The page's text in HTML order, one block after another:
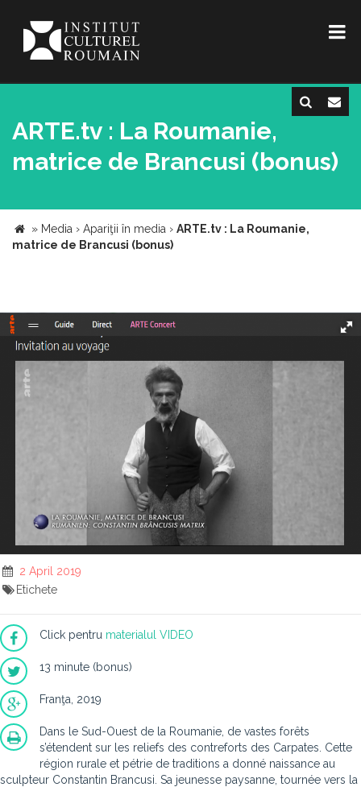
ARTE.tv : La Roumanie,
matrice de Brancusi (bonus)
» Media › Apariţii în media › ARTE.tv : La Roumanie,
matrice de Brancusi (bonus)
2 April 2019
Etichete
Click pentru materialul VIDEO
13 minute (bonus)
Franţa, 2019
Dans le Sud-Ouest de la Roumanie, de vastes forêts
s’étendent sur les reliefs des contreforts des Carpates. Cette
région rurale et pétrie de traditions a donné naissance au
sculpteur Constantin Brancusi. Sa jeunesse paysanne, tournée vers la